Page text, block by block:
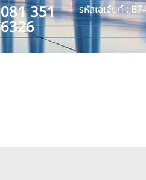
081 351
6326
รหัสเอเจ้นท์ :